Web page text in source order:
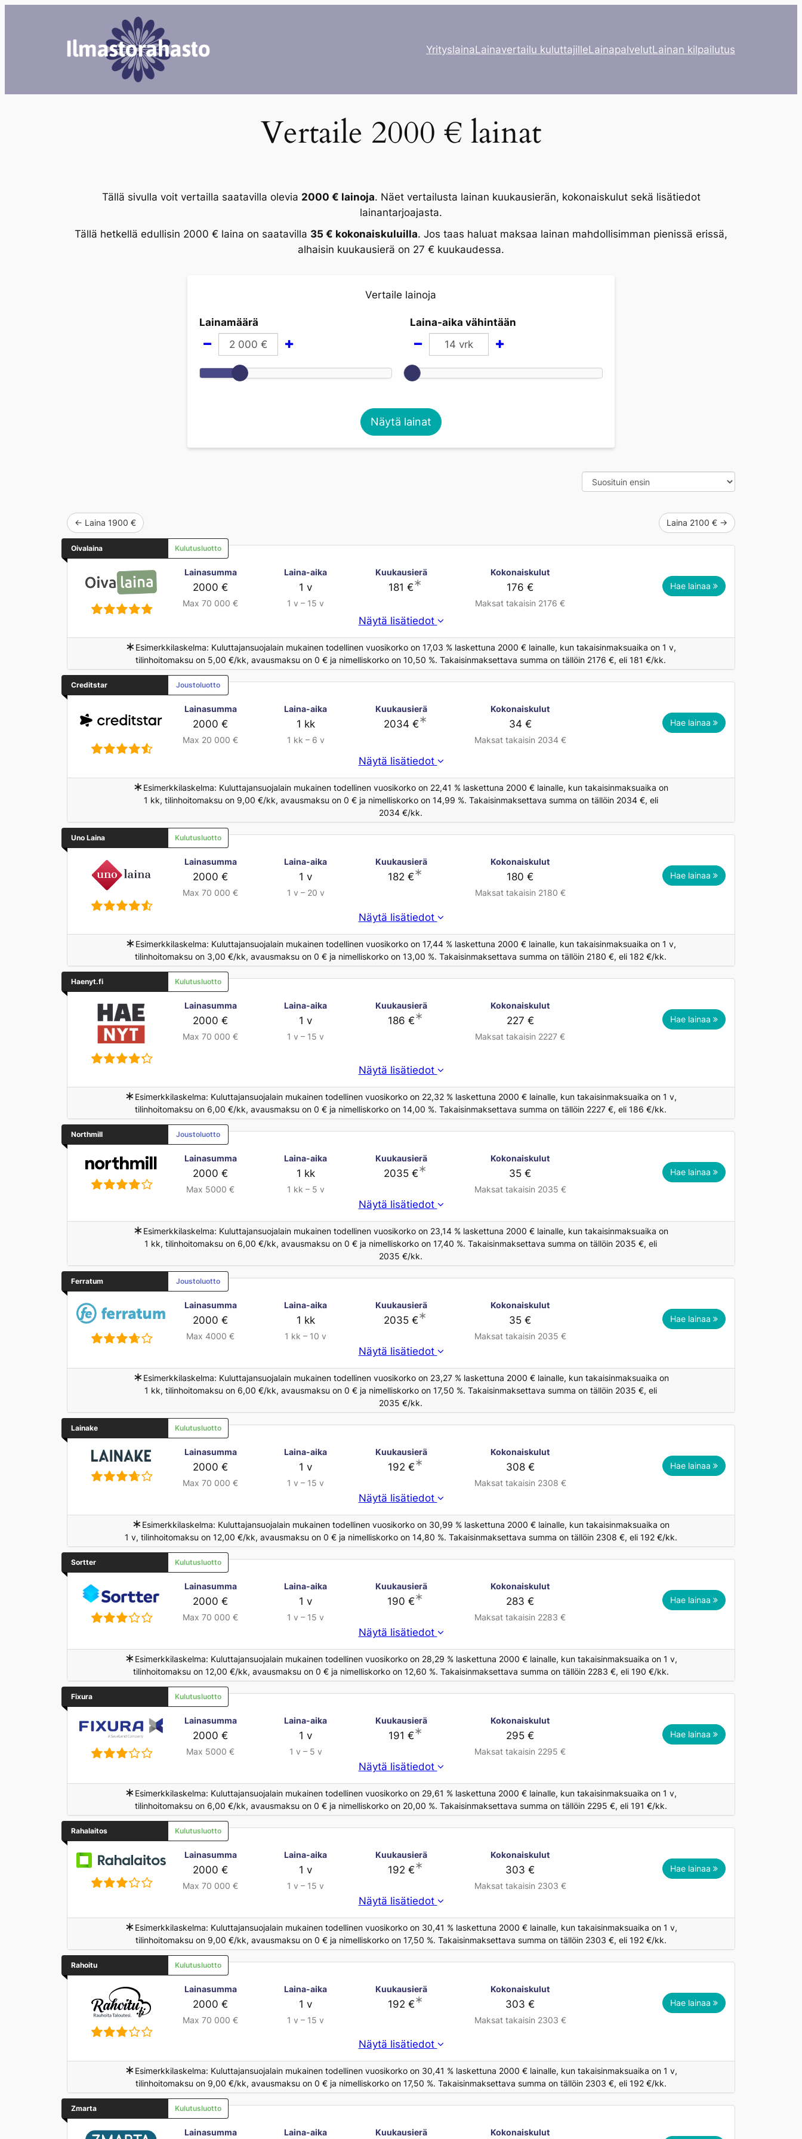
YrityslainaLainavertailu kuluttajilleLainapalvelutLainan kilpailutus
Vertaile 2000 € lainat
Tällä sivulla voit vertailla saatavilla olevia 2000 € lainoja. Näet vertailusta lainan kuukausierän, kokonaiskulut sekä lisätiedot
lainantarjoajasta.
Tällä hetkellä edullisin 2000 € laina on saatavilla 35 € kokonaiskuluilla. Jos taas haluat maksaa lainan mahdollisimman pienissä erissä,
alhaisin kuukausierä on 27 € kuukaudessa.
Vertaile lainoja
Lainamäärä
2 000 €
Laina-aika vähintään
14 vrk
Näytä lainat
← Laina 1900 € Laina 2100 € →
Oivalaina Kulutusluotto
Lainasumma
2000 €
Max 70 000 €
Laina-aika
1 v
1 v – 15 v
Kuukausierä
181 €∗
Kokonaiskulut
176 €
Maksat takaisin 2176 €
Hae lainaa
Näytä lisätiedot
∗ Esimerkkilaskelma: Kuluttajansuojalain mukainen todellinen vuosikorko on 17,03 % laskettuna 2000 € lainalle, kun takaisinmaksuaika on 1 v,
tilinhoitomaksu on 5,00 €/kk, avausmaksu on 0 € ja nimelliskorko on 10,50 %. Takaisinmaksettava summa on tällöin 2176 €, eli 181 €/kk.
Creditstar Joustoluotto
Lainasumma
2000 €
Max 20 000 €
Laina-aika
1 kk
1 kk – 6 v
Kuukausierä
2034 €∗
Kokonaiskulut
34 €
Maksat takaisin 2034 €
Hae lainaa
Näytä lisätiedot
∗ Esimerkkilaskelma: Kuluttajansuojalain mukainen todellinen vuosikorko on 22,41 % laskettuna 2000 € lainalle, kun takaisinmaksuaika on
1 kk, tilinhoitomaksu on 9,00 €/kk, avausmaksu on 0 € ja nimelliskorko on 14,99 %. Takaisinmaksettava summa on tällöin 2034 €, eli
2034 €/kk.
Uno Laina Kulutusluotto
Lainasumma
2000 €
Max 70 000 €
Laina-aika
1 v
1 v – 20 v
Kuukausierä
182 €∗
Kokonaiskulut
180 €
Maksat takaisin 2180 €
Hae lainaa
Näytä lisätiedot
∗ Esimerkkilaskelma: Kuluttajansuojalain mukainen todellinen vuosikorko on 17,44 % laskettuna 2000 € lainalle, kun takaisinmaksuaika on 1 v,
tilinhoitomaksu on 3,00 €/kk, avausmaksu on 0 € ja nimelliskorko on 13,00 %. Takaisinmaksettava summa on tällöin 2180 €, eli 182 €/kk.
Haenyt.fi Kulutusluotto
Lainasumma
2000 €
Max 70 000 €
Laina-aika
1 v
1 v – 15 v
Kuukausierä
186 €∗
Kokonaiskulut
227 €
Maksat takaisin 2227 €
Hae lainaa
Näytä lisätiedot
∗ Esimerkkilaskelma: Kuluttajansuojalain mukainen todellinen vuosikorko on 22,32 % laskettuna 2000 € lainalle, kun takaisinmaksuaika on 1 v,
tilinhoitomaksu on 6,00 €/kk, avausmaksu on 0 € ja nimelliskorko on 14,00 %. Takaisinmaksettava summa on tällöin 2227 €, eli 186 €/kk.
Northmill Joustoluotto
Lainasumma
2000 €
Max 5000 €
Laina-aika
1 kk
1 kk – 5 v
Kuukausierä
2035 €∗
Kokonaiskulut
35 €
Maksat takaisin 2035 €
Hae lainaa
Näytä lisätiedot
∗ Esimerkkilaskelma: Kuluttajansuojalain mukainen todellinen vuosikorko on 23,14 % laskettuna 2000 € lainalle, kun takaisinmaksuaika on
1 kk, tilinhoitomaksu on 6,00 €/kk, avausmaksu on 0 € ja nimelliskorko on 17,40 %. Takaisinmaksettava summa on tällöin 2035 €, eli
2035 €/kk.
Ferratum Joustoluotto
Lainasumma
2000 €
Max 4000 €
Laina-aika
1 kk
1 kk – 10 v
Kuukausierä
2035 €∗
Kokonaiskulut
35 €
Maksat takaisin 2035 €
Hae lainaa
Näytä lisätiedot
∗ Esimerkkilaskelma: Kuluttajansuojalain mukainen todellinen vuosikorko on 23,27 % laskettuna 2000 € lainalle, kun takaisinmaksuaika on
1 kk, tilinhoitomaksu on 6,00 €/kk, avausmaksu on 0 € ja nimelliskorko on 17,50 %. Takaisinmaksettava summa on tällöin 2035 €, eli
2035 €/kk.
Lainake Kulutusluotto
Lainasumma
2000 €
Max 70 000 €
Laina-aika
1 v
1 v – 15 v
Kuukausierä
192 €∗
Kokonaiskulut
308 €
Maksat takaisin 2308 €
Hae lainaa
Näytä lisätiedot
∗ Esimerkkilaskelma: Kuluttajansuojalain mukainen todellinen vuosikorko on 30,99 % laskettuna 2000 € lainalle, kun takaisinmaksuaika on
1 v, tilinhoitomaksu on 12,00 €/kk, avausmaksu on 0 € ja nimelliskorko on 14,80 %. Takaisinmaksettava summa on tällöin 2308 €, eli 192 €/kk.
Sortter Kulutusluotto
Lainasumma
2000 €
Max 70 000 €
Laina-aika
1 v
1 v – 15 v
Kuukausierä
190 €∗
Kokonaiskulut
283 €
Maksat takaisin 2283 €
Hae lainaa
Näytä lisätiedot
∗ Esimerkkilaskelma: Kuluttajansuojalain mukainen todellinen vuosikorko on 28,29 % laskettuna 2000 € lainalle, kun takaisinmaksuaika on 1 v,
tilinhoitomaksu on 12,00 €/kk, avausmaksu on 0 € ja nimelliskorko on 12,60 %. Takaisinmaksettava summa on tällöin 2283 €, eli 190 €/kk.
Fixura Kulutusluotto
Lainasumma
2000 €
Max 5000 €
Laina-aika
1 v
1 v – 5 v
Kuukausierä
191 €∗
Kokonaiskulut
295 €
Maksat takaisin 2295 €
Hae lainaa
Näytä lisätiedot
∗ Esimerkkilaskelma: Kuluttajansuojalain mukainen todellinen vuosikorko on 29,61 % laskettuna 2000 € lainalle, kun takaisinmaksuaika on 1 v,
tilinhoitomaksu on 6,00 €/kk, avausmaksu on 0 € ja nimelliskorko on 20,00 %. Takaisinmaksettava summa on tällöin 2295 €, eli 191 €/kk.
Rahalaitos Kulutusluotto
Lainasumma
2000 €
Max 70 000 €
Laina-aika
1 v
1 v – 15 v
Kuukausierä
192 €∗
Kokonaiskulut
303 €
Maksat takaisin 2303 €
Hae lainaa
Näytä lisätiedot
∗ Esimerkkilaskelma: Kuluttajansuojalain mukainen todellinen vuosikorko on 30,41 % laskettuna 2000 € lainalle, kun takaisinmaksuaika on 1 v,
tilinhoitomaksu on 9,00 €/kk, avausmaksu on 0 € ja nimelliskorko on 17,50 %. Takaisinmaksettava summa on tällöin 2303 €, eli 192 €/kk.
Rahoitu Kulutusluotto
Lainasumma
2000 €
Max 70 000 €
Laina-aika
1 v
1 v – 15 v
Kuukausierä
192 €∗
Kokonaiskulut
303 €
Maksat takaisin 2303 €
Hae lainaa
Näytä lisätiedot
∗ Esimerkkilaskelma: Kuluttajansuojalain mukainen todellinen vuosikorko on 30,41 % laskettuna 2000 € lainalle, kun takaisinmaksuaika on 1 v,
tilinhoitomaksu on 9,00 €/kk, avausmaksu on 0 € ja nimelliskorko on 17,50 %. Takaisinmaksettava summa on tällöin 2303 €, eli 192 €/kk.
Zmarta Kulutusluotto
Lainasumma Laina-aika Kuukausierä Kokonaiskulut